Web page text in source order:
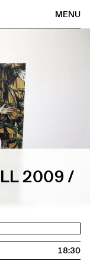
MENU
2009 /
18:30